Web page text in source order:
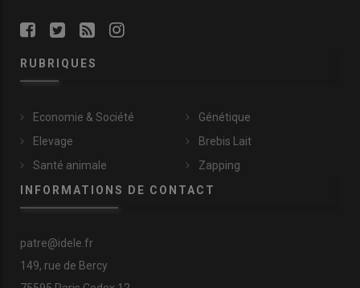
RUBRIQUES
Economie & Société
Elevage
Santé animale
Génétique
Brebis Lait
Zapping
INFORMATIONS DE CONTACT
patre@idele.fr
149, rue de Bercy